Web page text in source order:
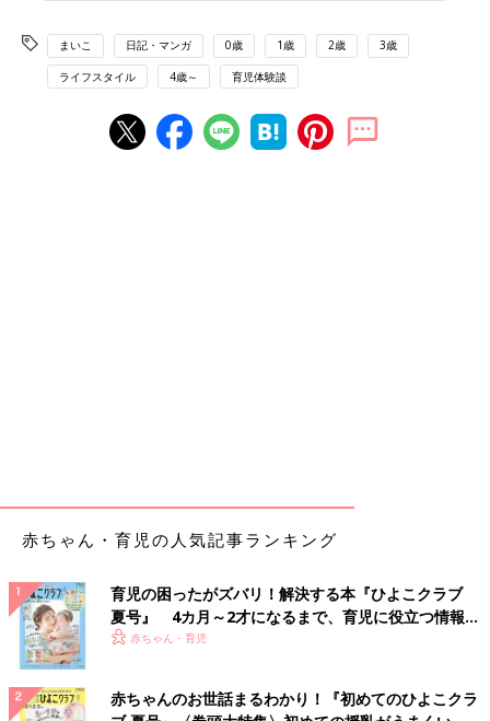
まいこ 日記・マンガ 0歳 1歳 2歳 3歳
ライフスタイル 4歳～ 育児体験談
赤ちゃん・育児の人気記事ランキング
育児の困ったがズバリ！解決する本『ひよこクラブ
夏号』 4カ月～2才になるまで、育児に役立つ情報が
いっぱい！
赤ちゃん・育児
赤ちゃんのお世話まるわかり！『初めてのひよこクラ